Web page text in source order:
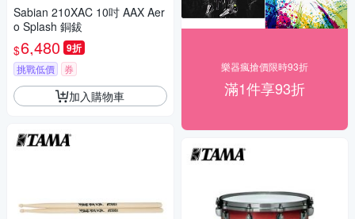
Sabian 210XAC 10吋 AAX Aer
o Splash 銅鈸
$6,480 9折
挑戰低價 券
加入購物車
樂器瘋搶價限時93折
滿1件享93折